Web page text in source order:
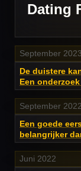
Dating
September 2023
De duistere
Een
September 2022
Een goede
belangrijker
Juni 2022